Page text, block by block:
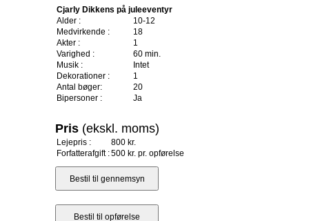
Cjarly Dikkens på juleeventyr
Alder :
10-12
Medvirkende :
18
Akter :
1
Varighed :
60 min.
Musik :
Intet
Dekorationer :
1
Antal bøger:
20
Bipersoner :
Ja
Pris (ekskl. moms)
Lejepris :
800 kr.
Forfatterafgift :500 kr. pr. opførelse